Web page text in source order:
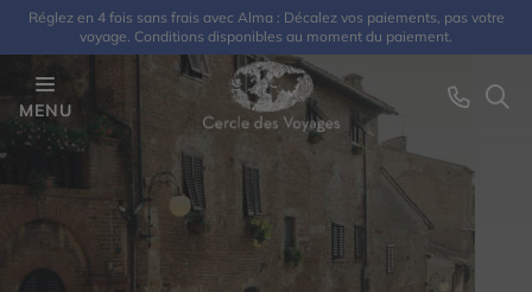
Réglez en 4 fois sans frais avec Alma : Décalez vos paiements, pas votre
voyage. Conditions disponibles au moment du paiement.
MENU